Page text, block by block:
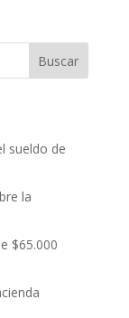
Buscar
sueldo de
la
$65.000